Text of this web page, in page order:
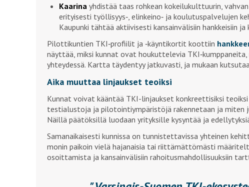
Kaarina yhdistää taas rohkean kokeilukulttuurin,
erityisesti työllisyys‑, elinkeino‑ ja koulutuspalvelujen
Kaupunki tähtää aktiivisesti kansainvälisiin hankkeisiin ja
Pilottikuntien TKI‑profiilit ja ‑käyntikortit koottiin
näyttää, miksi kunnat ovat houkuttelevia
yhteydessä. Kartta täydentyy jatkuvasti, ja mukaan
Aika muuttaa linjaukset teoiksi
Kunnat voivat kääntää TKI-linjaukset konkreettisiksi
testialustoja ja pilotointiympäristöjä rakennetaan ja miten
Näillä päätöksillä luodaan yrityksille kysyntää ja
Samanaikaisesti kunnissa on tunnistettavissa yhteinen
monin paikoin vielä hajanaisia tai riittämättömästi
osoittamista ja kansainvälisiin rahoitusmahdollisuuksiin